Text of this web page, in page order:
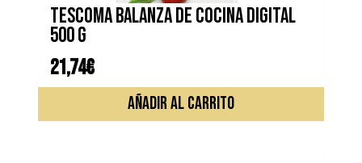
TESCOMA BALANZA DE COCINA DIGITAL
500 g
21,74€
AÑADIR AL CARRITO